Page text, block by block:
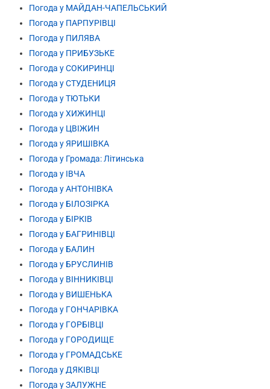
Погода у МАЙДАН-ЧАПЕЛЬСЬКИЙ
Погода у ПАРПУРІВЦІ
Погода у ПИЛЯВА
Погода у ПРИБУЗЬКЕ
Погода у СОКИРИНЦІ
Погода у СТУДЕНИЦЯ
Погода у ТЮТЬКИ
Погода у ХИЖИНЦІ
Погода у ЦВІЖИН
Погода у ЯРИШІВКА
Погода у Громада: Літинська
Погода у ІВЧА
Погода у АНТОНІВКА
Погода у БІЛОЗІРКА
Погода у БІРКІВ
Погода у БАГРИНІВЦІ
Погода у БАЛИН
Погода у БРУСЛИНІВ
Погода у ВІННИКІВЦІ
Погода у ВИШЕНЬКА
Погода у ГОНЧАРІВКА
Погода у ГОРБІВЦІ
Погода у ГОРОДИЩЕ
Погода у ГРОМАДСЬКЕ
Погода у ДЯКІВЦІ
Погода у ЗАЛУЖНЕ